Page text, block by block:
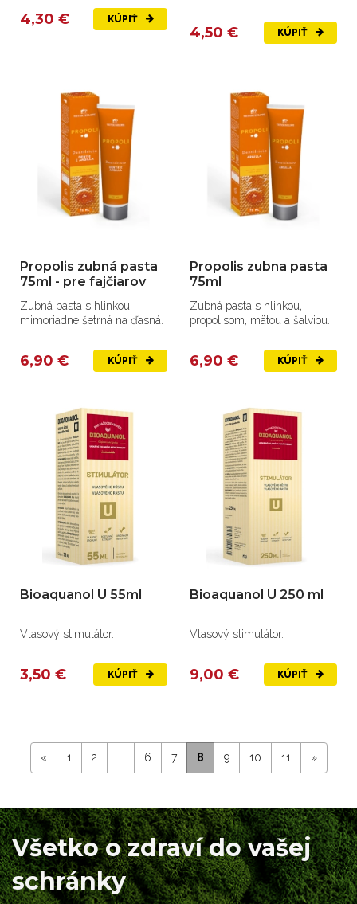
4,30 € KÚPIŤ
4,50 € KÚPIŤ
Propolis zubná pasta
75ml - pre fajčiarov
Zubná pasta s hlinkou
mimoriadne šetrná na ďasná.
6,90 € KÚPIŤ
Propolis zubna pasta
75ml
Zubná pasta s hlinkou,
propolisom, mätou a šalviou.
6,90 € KÚPIŤ
Bioaquanol U 55ml
Vlasový stimulátor.
3,50 € KÚPIŤ
Bioaquanol U 250 ml
Vlasový stimulátor.
9,00 € KÚPIŤ
« 1 2 6 7 8 9 10 11 »
Všetko o zdraví do vašej
schránky